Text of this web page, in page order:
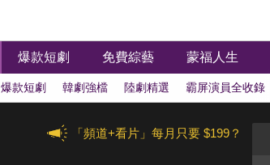
爆款短劇 免費綜藝 蒙福人生
爆款短劇 韓劇強檔 陸劇精選 霸屏演員全收錄
「頻道+看片」每月只要 $199？